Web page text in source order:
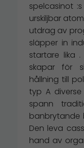
spelcasinot
urskiljbar
utdrag av
släpper in
startare lika
skapar för
hållning till
typ A
spann
banbrytande
Den leva
hand av